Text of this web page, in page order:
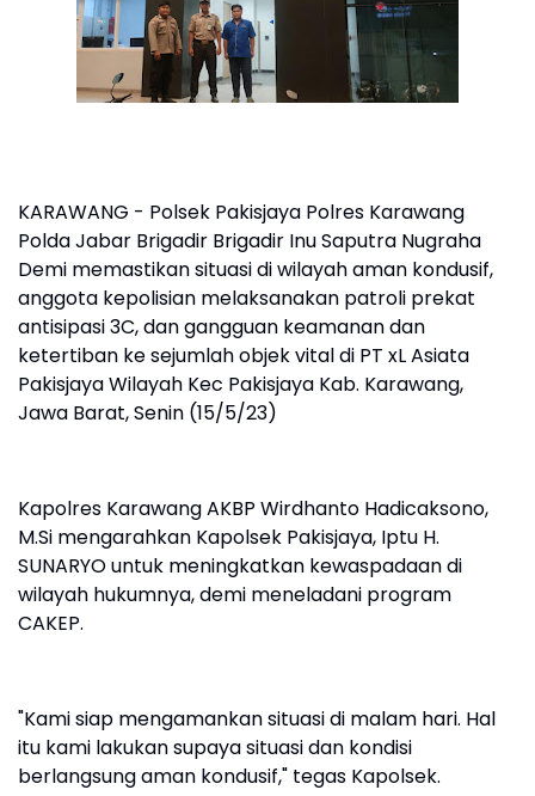
KARAWANG - Polsek Pakisjaya Polres Karawang
Polda Jabar Brigadir Brigadir Inu Saputra Nugraha
Demi memastikan situasi di wilayah aman kondusif,
anggota kepolisian melaksanakan patroli prekat
antisipasi 3C, dan gangguan keamanan dan
ketertiban ke sejumlah objek vital di PT xL Asiata
Pakisjaya Wilayah Kec Pakisjaya Kab. Karawang,
Jawa Barat, Senin (15/5/23)
Kapolres Karawang AKBP Wirdhanto Hadicaksono,
M.Si mengarahkan Kapolsek Pakisjaya, Iptu H.
SUNARYO untuk meningkatkan kewaspadaan di
wilayah hukumnya, demi meneladani program
CAKEP.
"Kami siap mengamankan situasi di malam hari. Hal
itu kami lakukan supaya situasi dan kondisi
berlangsung aman kondusif," tegas Kapolsek.